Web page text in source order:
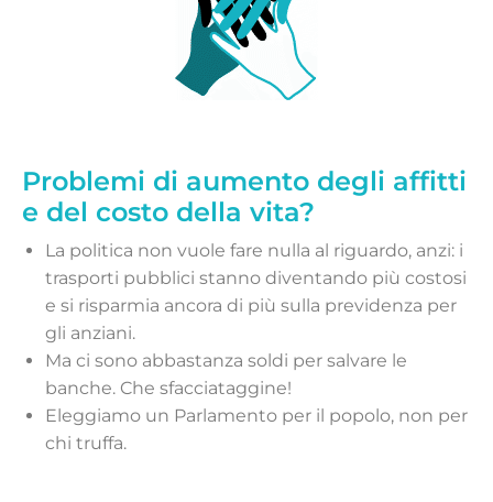
Problemi di aumento degli affitti
e del costo della vita?
La politica non vuole fare nulla al riguardo, anzi: i
trasporti pubblici stanno diventando più costosi
e si risparmia ancora di più sulla previdenza per
gli anziani.
Ma ci sono abbastanza soldi per salvare le
banche. Che sfacciataggine!
Eleggiamo un Parlamento per il popolo, non per
chi truffa.